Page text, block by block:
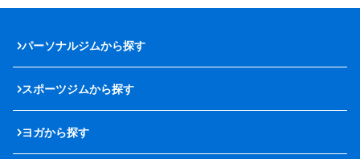
パーソナルジムから探す
スポーツジムから探す
ヨガから探す